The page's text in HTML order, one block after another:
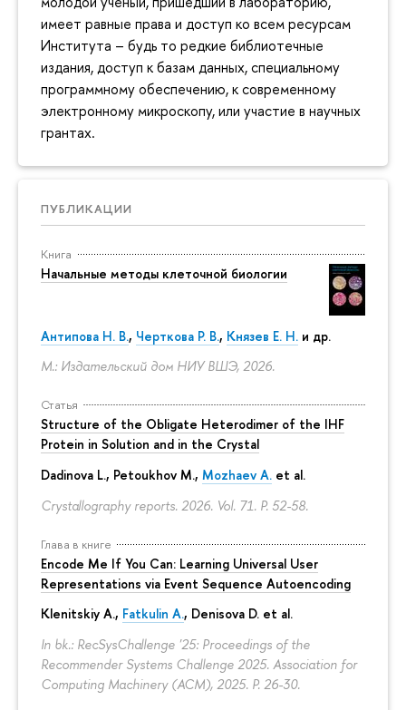
имеет равные права и доступ ко всем ресурсам
Института – будь то редкие библиотечные
издания, доступ к базам данных, специальному
программному обеспечению, к современному
электронному микроскопу, или участие в научных
грантах.
ПУБЛИКАЦИИ
Книга
Начальные методы клеточной биологии
Антипова Н. В., Черткова Р. В., Князев Е. Н. и др.
М.: Издательский дом НИУ ВШЭ, 2026.
Статья
Structure of the Obligate Heterodimer of the IHF
Protein in Solution and in the Crystal
Dadinova L., Petoukhov M., Mozhaev A. et al.
Crystallography reports. 2026. Vol. 71. P. 52-58.
Глава в книге
Encode Me If You Can: Learning Universal User
Representations via Event Sequence Autoencoding
Klenitskiy A., Fatkulin A., Denisova D. et al.
In bk.: RecSysChallenge '25: Proceedings of the
Recommender Systems Challenge 2025. Association for
Computing Machinery (ACM), 2025. P. 26-30.